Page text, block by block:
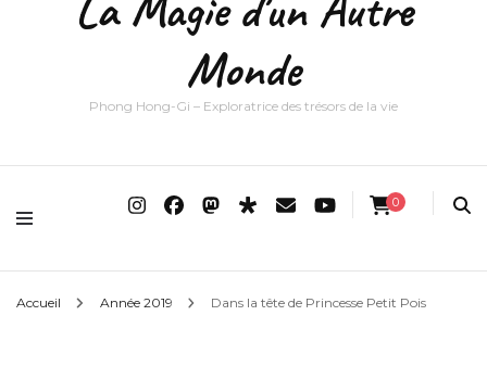
Monde
Phong Hong-Gi – Exploratrice des trésors de la vie
0
Accueil Année 2019 Dans la tête de Princesse Petit Pois